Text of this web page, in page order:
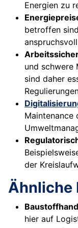
Energien zu
betroffen
und schwere
sind daher
Maintenance
der
Ähnliche
hier auf